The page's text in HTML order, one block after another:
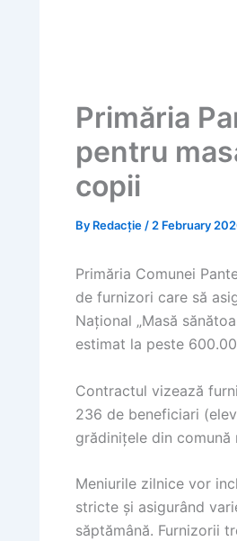
Primăria
pentru
copii
By Redacție/2 February
Primăria Comunei
de furnizori care să
Național „Masă
estimat la peste
Contractul vizează
236 de beneficiari
grădinițele din
Meniurile zilnice vor
stricte și asigurând
săptămână. Furnizorii